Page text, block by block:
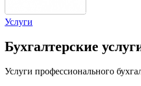
Услуги
Бухгалтерские
Услуги профессионального